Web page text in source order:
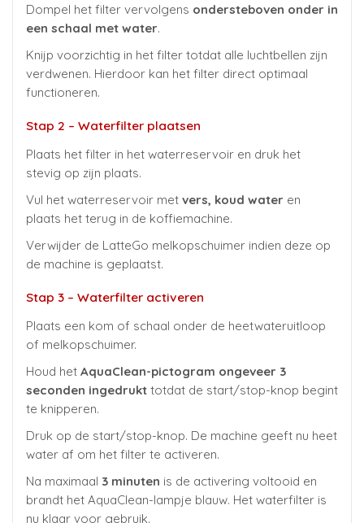
Dompel het filter vervolgens ondersteboven onder in
een schaal met water.
Knijp voorzichtig in het filter totdat alle luchtbellen zijn
verdwenen. Hierdoor kan het filter direct optimaal
functioneren.
Stap 2 – Waterfilter plaatsen
Plaats het filter in het waterreservoir en druk het
stevig op zijn plaats.
Vul het waterreservoir met vers, koud water en
plaats het terug in de koffiemachine.
Verwijder de LatteGo melkopschuimer indien deze op
de machine is geplaatst.
Stap 3 – Waterfilter activeren
Plaats een kom of schaal onder de heetwateruitloop
of melkopschuimer.
Houd het AquaClean-pictogram ongeveer 3
seconden ingedrukt totdat de start/stop-knop begint
te knipperen.
Druk op de start/stop-knop. De machine geeft nu heet
water af om het filter te activeren.
Na maximaal 3 minuten is de activering voltooid en
brandt het AquaClean-lampje blauw. Het waterfilter is
nu klaar voor gebruik.